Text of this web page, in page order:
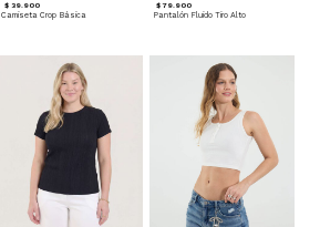
$ 39.900
Camiseta Crop Básica
$ 79.900
Pantalón Fluido Tiro Alto